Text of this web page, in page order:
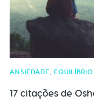
ANSIEDADE,
17 citações de